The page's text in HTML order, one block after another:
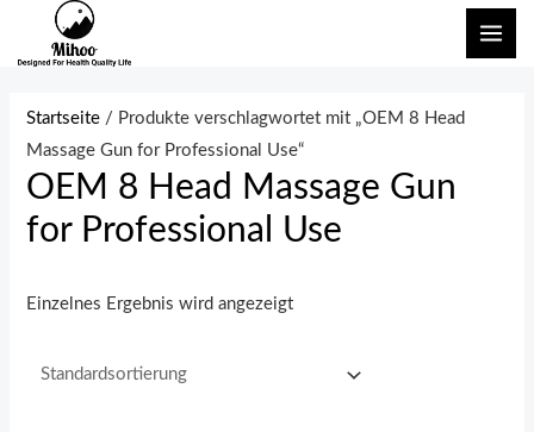
Startseite / Produkte verschlagwortet mit „OEM 8 Head
Massage Gun for Professional Use“
OEM 8 Head Massage Gun
for Professional Use
Einzelnes Ergebnis wird angezeigt